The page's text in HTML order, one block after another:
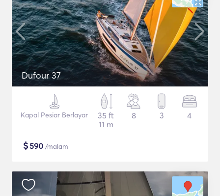
Dufour 37
Kapal Pesiar Berlayar
35 ft
11 m
8 3 4
$590 /malam